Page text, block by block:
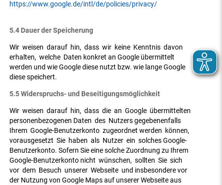
https://www.google.de/intl/de/policies/privacy/
5.4 Dauer der Speicherung
Wir weisen darauf hin, dass wir keine Kenntnis davon
erhalten, welche Daten konkret an Google übermittelt
werden und wie Google diese nutzt bzw. wie lange Google
diese speichert.
5.5 Widerspruchs- und Beseitigungsmöglichkeit
Wir weisen darauf hin, dass die an Google übermittelten
personenbezogenen Daten des Nutzers gegebenenfalls
Ihrem Google-Benutzerkonto zugeordnet werden können,
vorausgesetzt Sie haben als Nutzer ein solches Google-
Benutzerkonto. Sofern Sie eine solche Zuordnung zu Ihrem
Google-Benutzerkonto nicht wünschen, sollten Sie sich
vor dem Besuch unserer Webseite und insbesondere vor
der Nutzung von Google Maps auf unserer Webseite aus